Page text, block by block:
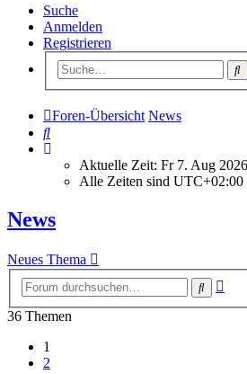
Suche
Anmelden
Registrieren
Foren-Übersicht News
Suche
Aktuelle Zeit: Fr 7. Aug
Alle Zeiten sind UTC+02:00
News
Neues Thema
Suche
36 Themen
1
2